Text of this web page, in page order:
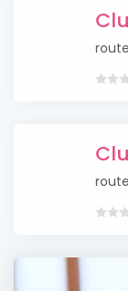
route
route